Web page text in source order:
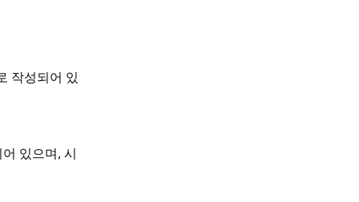
작성되어 있
있으며, 시